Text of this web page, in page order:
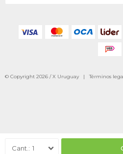
1
© Copyright 2026 / X Uruguay |Términos